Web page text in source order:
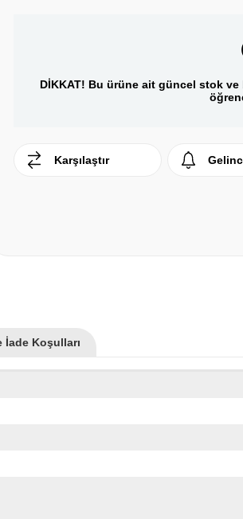
DİKKAT! Bu ürüne ait güncel stok
Karşılaştır
İade Koşulları